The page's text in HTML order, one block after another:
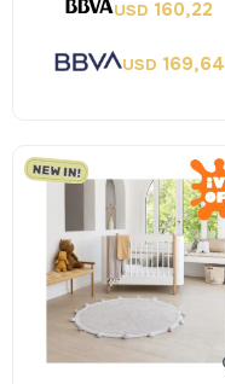
USD 160,22
USD 169,64